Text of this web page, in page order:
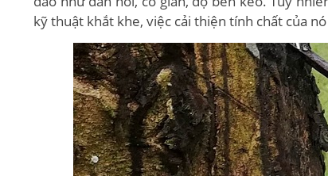
kỹ thuật khắt khe, việc cải thiện tính chất của